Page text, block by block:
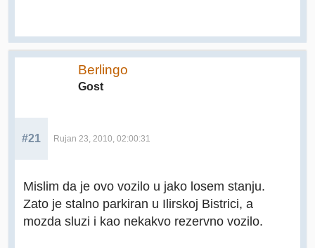
Berlingo
Gost
#21 Rujan 23, 2010, 02:00:31
Mislim da je ovo vozilo u jako losem stanju.
Zato je stalno parkiran u Ilirskoj Bistrici, a
mozda sluzi i kao nekakvo rezervno vozilo.